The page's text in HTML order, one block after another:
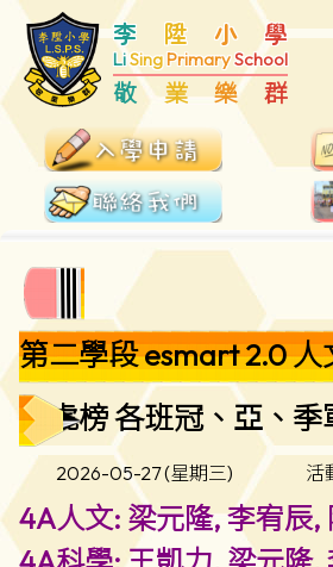
李 陞 小 學
LiSingPrimarySchool
敬 業 樂 群
第二學段 esmart 2.0
龍虎榜 各班冠、亞、季
2026-05-27 (星期三) 活
4A人文: 梁元隆, 李宥辰,